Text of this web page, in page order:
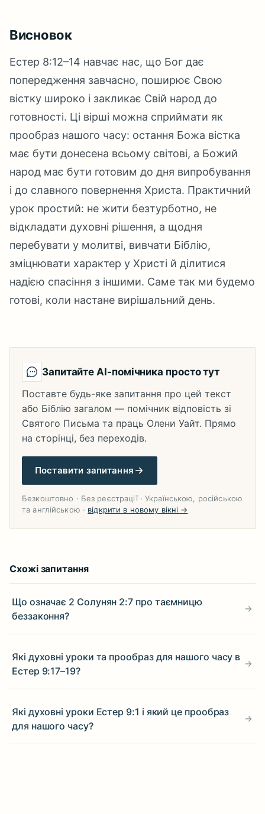
Висновок
Естер 8:12–14 навчає нас, що Бог дає
попередження завчасно, поширює Свою
вістку широко і закликає Свій народ до
готовності. Ці вірші можна сприймати як
прообраз нашого часу: остання Божа вістка
має бути донесена всьому світові, а Божий
народ має бути готовим до дня випробування
і до славного повернення Христа. Практичний
урок простий: не жити безтурботно, не
відкладати духовні рішення, а щодня
перебувати у молитві, вивчати Біблію,
зміцнювати характер у Христі й ділитися
надією спасіння з іншими. Саме так ми будемо
готові, коли настане вирішальний день.
Запитайте AI-помічника просто тут
Поставте будь-яке запитання про цей текст
або Біблію загалом — помічник відповість зі
Святого Письма та праць Олени Уайт. Прямо
на сторінці, без переходів.
Поставити запитання
Безкоштовно · Без реєстрації · Українською, російською
та англійською · відкрити в новому вікні →
Схожі запитання
Що означає 2 Солунян 2:7 про таємницю
беззаконня?
Які духовні уроки та прообраз для нашого часу в
Естер 9:17–19?
Які духовні уроки Естер 9:1 і який це прообраз
для нашого часу?